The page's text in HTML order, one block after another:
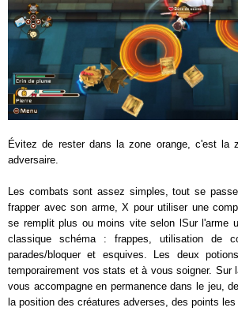
Évitez de rester dans la zone orange, c'est la
adversaire.
Les combats sont assez simples, tout se
frapper avec son arme, X pour utiliser une
se remplit plus ou moins vite selon lSur l'arme
classique schéma : frappes, utilisation de
parades/bloquer et esquives. Les deux
temporairement vos stats et à vous soigner. Sur
vous accompagne en permanence dans le jeu,
la position des créatures adverses, des points